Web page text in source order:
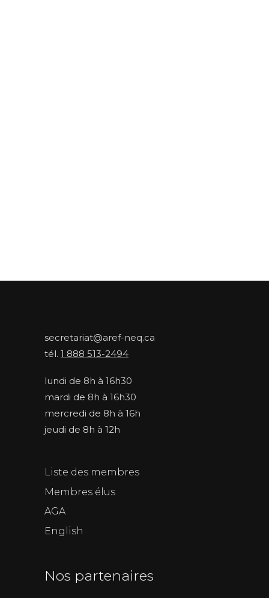
secretariat@aref-neq.ca
tél. 1 888 513-2494
lundi de 8h à 16h30
mardi de 8h à 16h30
mercredi de 8h à 16h
jeudi de 8h à 12h
Liste des membres
Membres élus
AGA
English
Nos partenaires